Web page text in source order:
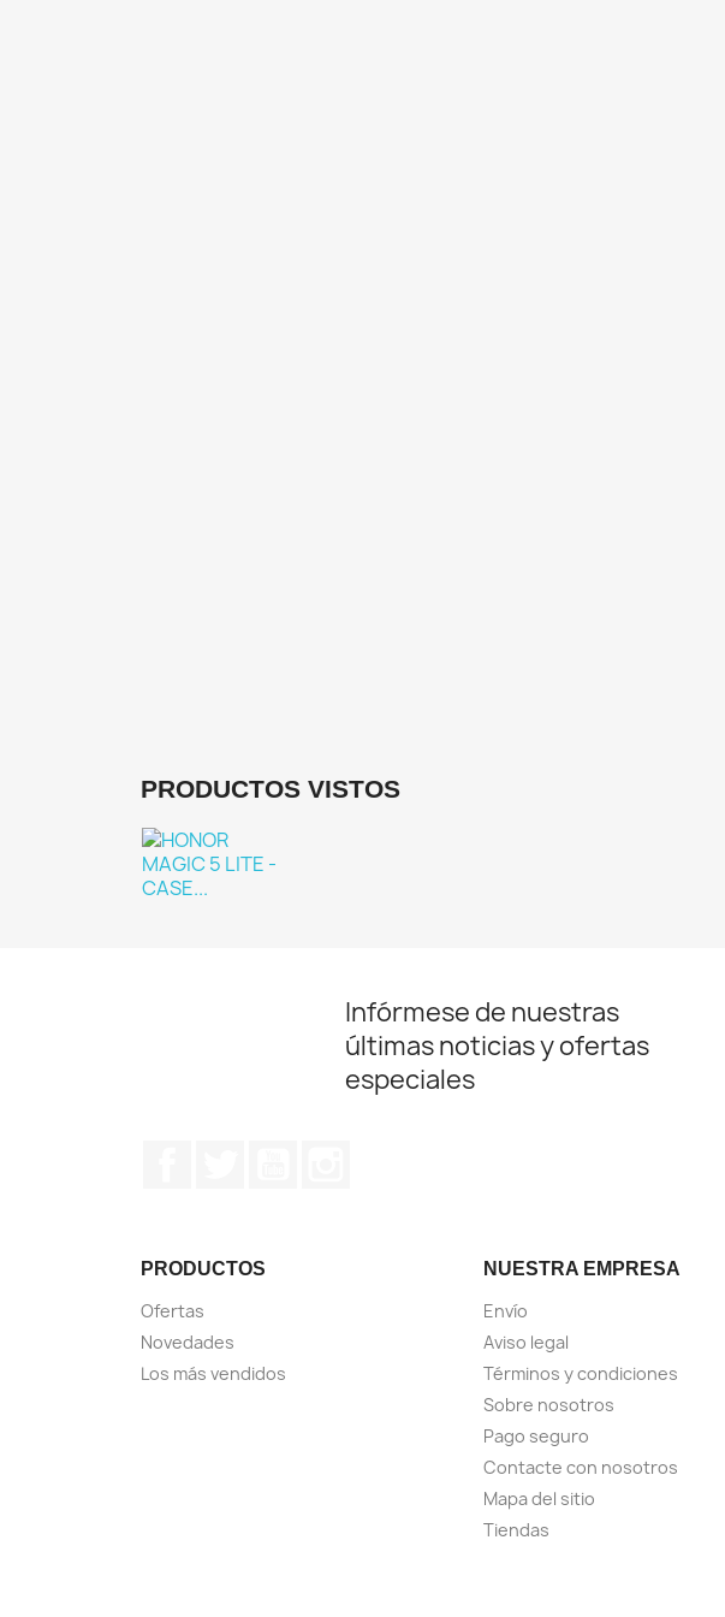
PRODUCTOS VISTOS
Infórmese de nuestras
últimas noticias y ofertas
especiales
PRODUCTOS
Ofertas
Novedades
Los más vendidos
NUESTRA EMPRESA
Envío
Aviso legal
Términos y condiciones
Sobre nosotros
Pago seguro
Contacte con nosotros
Mapa del sitio
Tiendas
Debe iniciar sesión para